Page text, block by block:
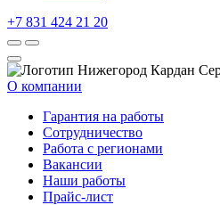
+7 831 424 21 20
О компании
Гарантия на работы
Сотрудничество
Работа с регионами
Вакансии
Наши работы
Прайс-лист